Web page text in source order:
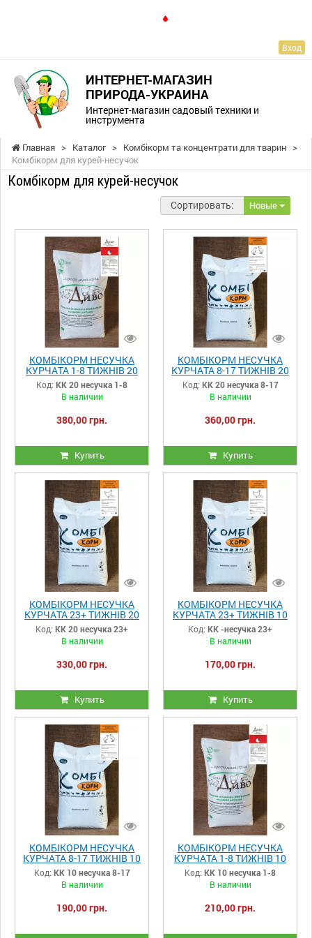
Вход
ИНТЕРНЕТ-МАГАЗИН
ПРИРОДА-УКРАИНА
Интернет-магазин садовый техники и
инструмента
Главная > Каталог > Комбікорм та концентрати для тварин >
Комбікорм для курей-несучок
Комбікорм для курей-несучок
Сортировать: Новые
КОМБІКОРМ НЕСУЧКА
КУРЧАТА 1-8 ТИЖНІВ 20
кг
Код: КК 20 несучка 1-8
В наличии
380,00 грн.
Купить
КОМБІКОРМ НЕСУЧКА
КУРЧАТА 8-17 ТИЖНІВ 20
кг
Код: КК 20 несучка 8-17
В наличии
360,00 грн.
Купить
КОМБІКОРМ НЕСУЧКА
КУРЧАТА 23+ ТИЖНІВ 20
кг
Код: КК 20 несучка 23+
В наличии
330,00 грн.
Купить
КОМБІКОРМ НЕСУЧКА
КУРЧАТА 23+ ТИЖНІВ 10
кг
Код: КК -несучка 23+
В наличии
170,00 грн.
Купить
КОМБІКОРМ НЕСУЧКА
КУРЧАТА 8-17 ТИЖНІВ 10
кг
Код: КК 10 несучка 8-17
В наличии
190,00 грн.
КОМБІКОРМ НЕСУЧКА
КУРЧАТА 1-8 ТИЖНІВ 10
кг
Код: КК 10 несучка 1-8
В наличии
210,00 грн.